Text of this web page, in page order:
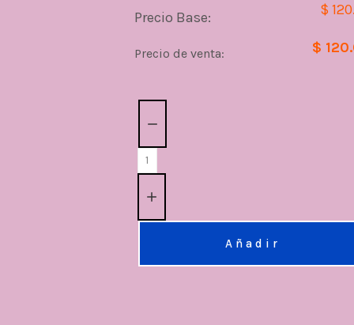
Precio Base: $
Precio de venta: $
Añadir